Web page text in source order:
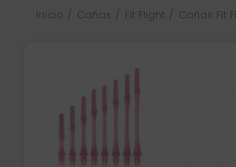
Inicio Cañas Fit Flight Cañas Fit